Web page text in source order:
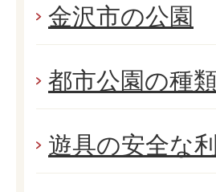
金沢市の公園
都市公園の種類
遊具の安全な